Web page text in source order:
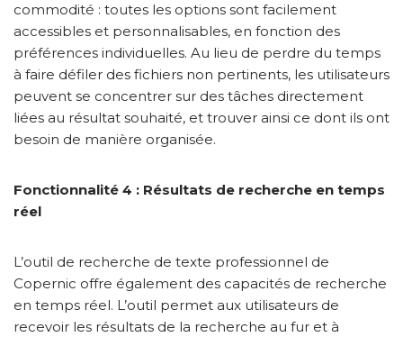
commodité : toutes les options sont facilement
accessibles et personnalisables, en fonction des
préférences individuelles. Au lieu de perdre du temps
à faire défiler des fichiers non pertinents, les utilisateurs
peuvent se concentrer sur des tâches directement
liées au résultat souhaité, et trouver ainsi ce dont ils ont
besoin de manière organisée.
Fonctionnalité 4 : Résultats de recherche en temps
réel
L’outil de recherche de texte professionnel de
Copernic offre également des capacités de recherche
en temps réel. L’outil permet aux utilisateurs de
recevoir les résultats de la recherche au fur et à